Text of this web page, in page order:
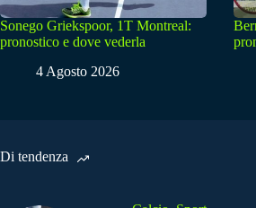
Sonego Griekspoor, 1T Montreal:
pronostico e dove vederla
4 Agosto 2026
Di tendenza